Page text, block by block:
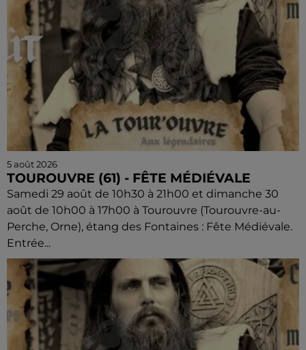
5 août 2026
TOUROUVRE (61) - FÊTE MÉDIÉVALE
Samedi 29 août de 10h30 à 21h00 et dimanche 30
août de 10h00 à 17h00 à Tourouvre (Tourouvre-au-
Perche, Orne), étang des Fontaines : Fête Médiévale.
Entrée...